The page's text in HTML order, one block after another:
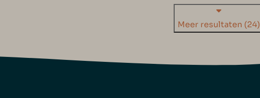
Meer resultaten (24)